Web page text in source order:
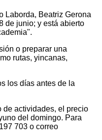
Laborda, Beatriz Gerona
de junio; y está abierto
o preparar una
rutas, yincanas,
los días antes de la
de actividades, el precio
del domingo. Para
703 o correo